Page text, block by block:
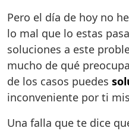
Pero el día de hoy no
lo mal que lo estas
soluciones a este
mucho de qué
de los casos puedes
inconveniente por ti
Una falla que te dice